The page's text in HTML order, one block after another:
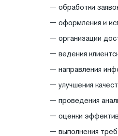
— обработки
— оформления и
— организации
— ведения
— направления
— улучшения
— проведения
— оценки
— выполнения